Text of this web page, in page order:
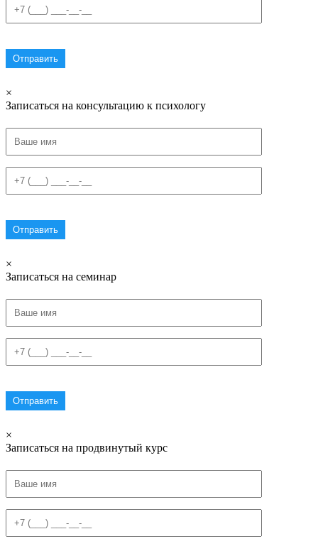
×
Записаться на консультацию к психологу
×
Записаться на семинар
×
Записаться на продвинутый курс